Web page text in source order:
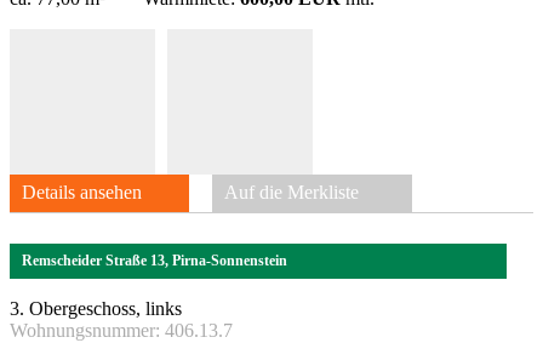
Details ansehen Auf die Merkliste
Remscheider Straße 13, Pirna-Sonnenstein
3. Obergeschoss, links
Wohnungsnummer: 406.13.7